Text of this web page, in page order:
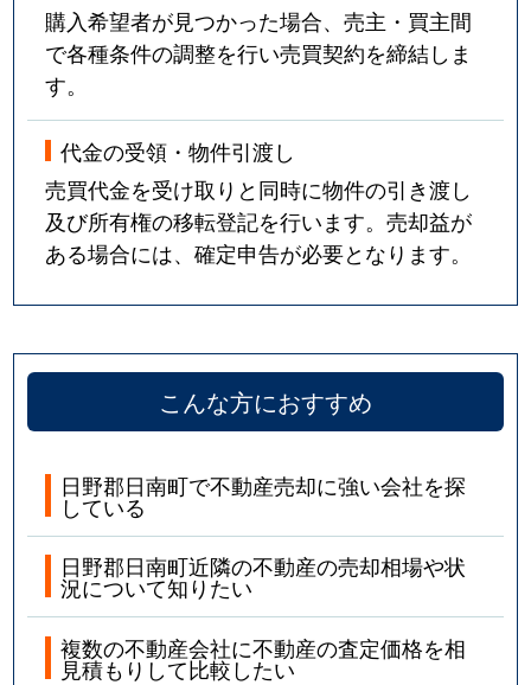
購入希望者が見つかった場合、売主・買主間
で各種条件の調整を行い売買契約を締結しま
す。
代金の受領・物件引渡し
売買代金を受け取りと同時に物件の引き渡し
及び所有権の移転登記を行います。売却益が
ある場合には、確定申告が必要となります。
こんな方におすすめ
日野郡日南町で不動産売却に強い会社を探
している
日野郡日南町近隣の不動産の売却相場や状
況について知りたい
複数の不動産会社に不動産の査定価格を相
見積もりして比較したい